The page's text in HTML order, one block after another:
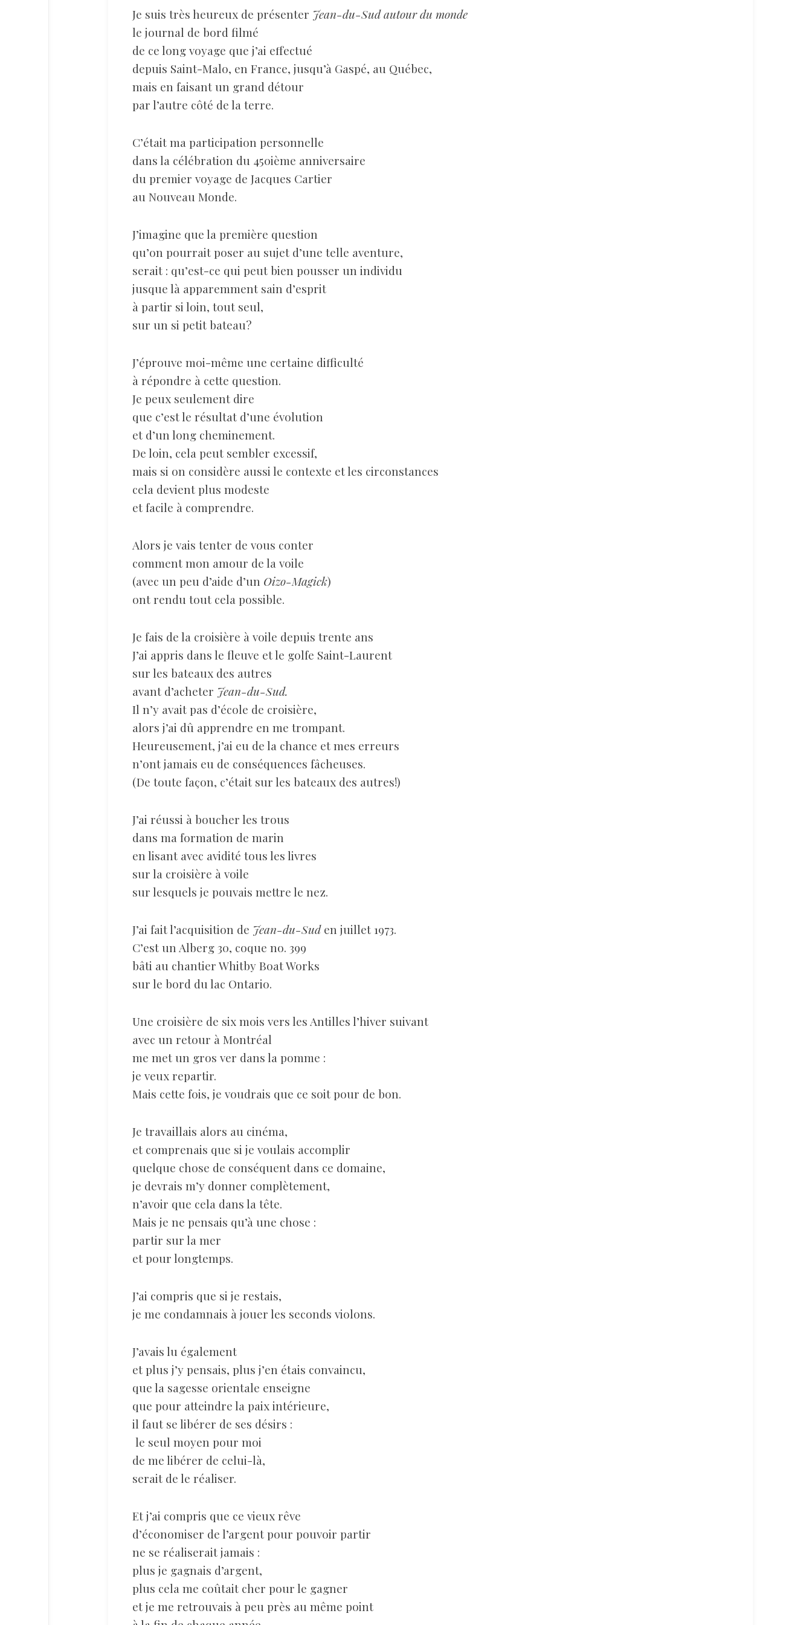
Je suis très heureux de présenter Jean-du-Sud autour du monde
le journal de bord filmé
de ce long voyage que j’ai effectué
depuis Saint-Malo, en France, jusqu’à Gaspé, au Québec,
mais en faisant un grand détour
par l’autre côté de la terre.
C’était ma participation personnelle
dans la célébration du 450ième anniversaire
du premier voyage de Jacques Cartier
au Nouveau Monde.
J’imagine que la première question
qu’on pourrait poser au sujet d’une telle aventure,
serait : qu’est-ce qui peut bien pousser un individu
jusque là apparemment sain d’esprit
à partir si loin, tout seul,
sur un si petit bateau?
J’éprouve moi-même une certaine difficulté
à répondre à cette question.
Je peux seulement dire
que c’est le résultat d’une évolution
et d’un long cheminement.
De loin, cela peut sembler excessif,
mais si on considère aussi le contexte et les circonstances
cela devient plus modeste
et facile à comprendre.
Alors je vais tenter de vous conter
comment mon amour de la voile
(avec un peu d’aide d’un Oizo-Magick)
ont rendu tout cela possible.
Je fais de la croisière à voile depuis trente ans
J’ai appris dans le fleuve et le golfe Saint-Laurent
sur les bateaux des autres
avant d’acheter Jean-du-Sud.
Il n’y avait pas d’école de croisière,
alors j’ai dû apprendre en me trompant.
Heureusement, j’ai eu de la chance et mes erreurs
n’ont jamais eu de conséquences fâcheuses.
(De toute façon, c’était sur les bateaux des autres!)
J’ai réussi à boucher les trous
dans ma formation de marin
en lisant avec avidité tous les livres
sur la croisière à voile
sur lesquels je pouvais mettre le nez.
J’ai fait l’acquisition de Jean-du-Suden juillet 1973.
C’est un Alberg 30, coque no. 399
bâti au chantier Whitby Boat Works
sur le bord du lac Ontario.
Une croisière de six mois vers les Antilles l’hiver suivant
avec un retour à Montréal
me met un gros ver dans la pomme :
je veux repartir.
Mais cette fois, je voudrais que ce soit pour de bon.
Je travaillais alors au cinéma,
et comprenais que si je voulais accomplir
quelque chose de conséquent dans ce domaine,
je devrais m’y donner complètement,
n’avoir que cela dans la tête.
Mais je ne pensais qu’à une chose :
partir sur la mer
et pour longtemps.
J’ai compris que si je restais,
je me condamnais à jouer les seconds violons.
J’avais lu également
et plus j’y pensais, plus j’en étais convaincu,
que la sagesse orientale enseigne
que pour atteindre la paix intérieure,
il faut se libérer de ses désirs :
le seul moyen pour moi
de me libérer de celui-là,
serait de le réaliser.
Et j’ai compris que ce vieux rêve
d’économiser de l’argent pour pouvoir partir
ne se réaliserait jamais :
plus je gagnais d’argent,
plus cela me coûtait cher pour le gagner
et je me retrouvais à peu près au même point